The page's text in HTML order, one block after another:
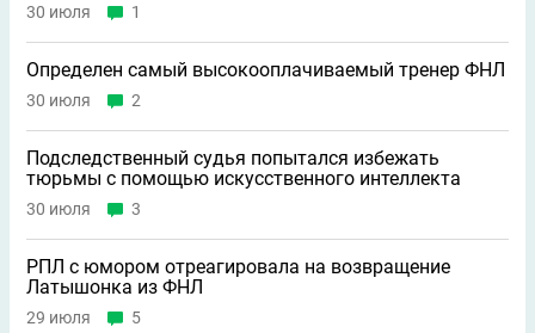
30 июля 1
Определен самый высокооплачиваемый тренер ФНЛ
30 июля 2
Подследственный судья попытался избежать
тюрьмы с помощью искусственного интеллекта
30 июля 3
РПЛ с юмором отреагировала на возвращение
Латышонка из ФНЛ
29 июля 5